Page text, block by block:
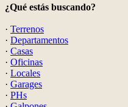
¿Qué estás buscando?
· Terrenos
· Departamentos
· Casas
· Oficinas
· Locales
· Garages
· PHs